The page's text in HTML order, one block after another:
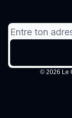
© 2026 Le